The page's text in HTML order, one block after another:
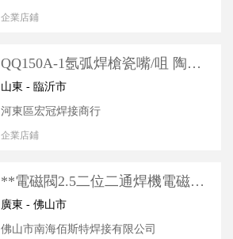
企業店鋪
QQ150A-1氬弧焊槍瓷嘴/咀 陶瓷
噴嘴 氬弧焊槍配 十字氣閥槍
山東 - 臨沂市
河東區宏冠焊接商行
企業店鋪
**電磁閥2.5二位二通焊機電磁閥
配件 空氣單向閥 空氣閥單向閥
廣東 - 佛山市
佛山市南海佰斯特焊接有限公司